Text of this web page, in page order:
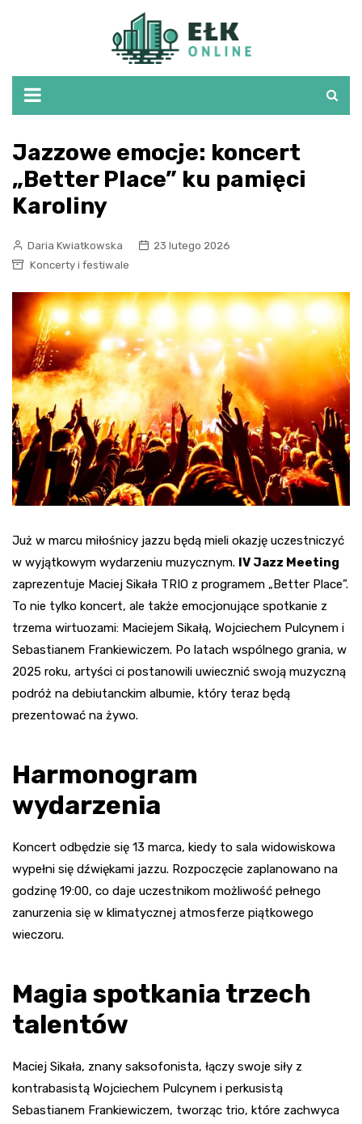
Jazzowe emocje: koncert
„Better Place” ku pamięci
Karoliny
Daria Kwiatkowska
23 lutego 2026
Koncerty i festiwale
Już w marcu miłośnicy jazzu będą mieli okazję uczestniczyć
w wyjątkowym wydarzeniu muzycznym. IV Jazz Meeting
zaprezentuje Maciej Sikała TRIO z programem „Better Place”.
To nie tylko koncert, ale także emocjonujące spotkanie z
trzema wirtuozami: Maciejem Sikałą, Wojciechem Pulcynem i
Sebastianem Frankiewiczem. Po latach wspólnego grania, w
2025 roku, artyści ci postanowili uwiecznić swoją muzyczną
podróż na debiutanckim albumie, który teraz będą
prezentować na żywo.
Harmonogram
wydarzenia
Koncert odbędzie się 13 marca, kiedy to sala widowiskowa
wypełni się dźwiękami jazzu. Rozpoczęcie zaplanowano na
godzinę 19:00, co daje uczestnikom możliwość pełnego
zanurzenia się w klimatycznej atmosferze piątkowego
wieczoru.
Magia spotkania trzech
talentów
Maciej Sikała, znany saksofonista, łączy swoje siły z
kontrabasistą Wojciechem Pulcynem i perkusistą
Sebastianem Frankiewiczem, tworząc trio, które zachwyca